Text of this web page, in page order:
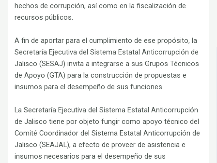
hechos de corrupción, así como en la fiscalización de
recursos públicos.
A fin de aportar para el cumplimiento de ese propósito, la
Secretaría Ejecutiva del Sistema Estatal Anticorrupción de
Jalisco (SESAJ) invita a integrarse a sus Grupos Técnicos
de Apoyo (GTA) para la construcción de propuestas e
insumos para el desempeño de sus funciones.
La Secretaría Ejecutiva del Sistema Estatal Anticorrupción
de Jalisco tiene por objeto fungir como apoyo técnico del
Comité Coordinador del Sistema Estatal Anticorrupción de
Jalisco (SEAJAL), a efecto de proveer de asistencia e
insumos necesarios para el desempeño de sus